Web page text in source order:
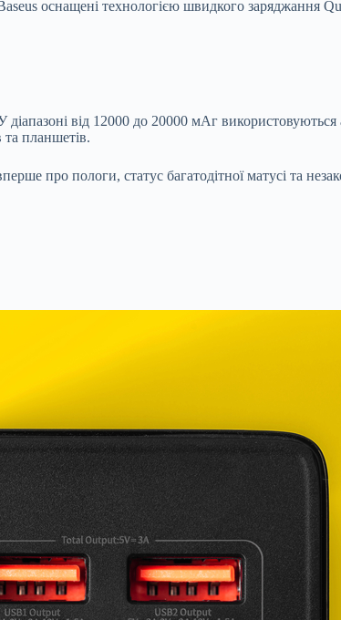
оснащені технологією швидкого заряджання
від 12000 до 20000 мАг
та планшетів.
про пологи, статус багатодітної матусі та